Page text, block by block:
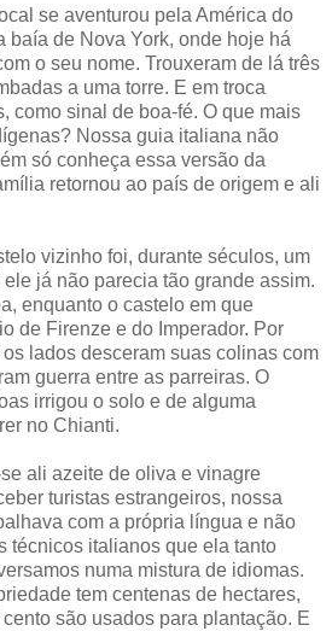
se aventurou pela América do
baía de Nova York, onde hoje há
o seu nome. Trouxeram de lá três
a uma torre. E em troca
como sinal de boa-fé. O que mais
Nossa guia italiana não
só conheça essa versão da
retornou ao país de origem e ali
vizinho foi, durante séculos, um
já não parecia tão grande assim.
enquanto o castelo em que
de Firenze e do Imperador. Por
lados desceram suas colinas com
guerra entre as parreiras. O
irrigou o solo e de alguma
no Chianti.
ali azeite de oliva e vinagre
turistas estrangeiros, nossa
com a própria língua e não
técnicos italianos que ela tanto
numa mistura de idiomas.
tem centenas de hectares,
são usados para plantação. E